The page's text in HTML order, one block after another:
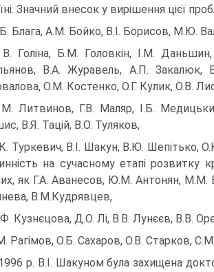
Значний внесок у вирішення цієї
Блага, А.М. Бойко, В.І. Борисов, М.Ю.
В. Голіна, Б.М. Головкін, І.М.
В.А. Журавель, А.П. Закалюк,
О.М. Костенко, О.Г. Кулик, О.В.
Литвинов, Г.В. Маляр, І.Б.
В.Я. Тацій, В.О. Туляков,
Туркевич, В.І. Шакун, В.Ю. Шепітько,
на сучасному етапі розвитку
як Г.А. Аванесов, Ю.М. Антонян, М.М.
В.М.Кудрявцев,
Кузнєцова, Д.О. Лі, В.В. Лунєєв, В.В.
Рагімов, О.Б. Сахаров, О.В. Старков,
р. В.І. Шакуном була захищена